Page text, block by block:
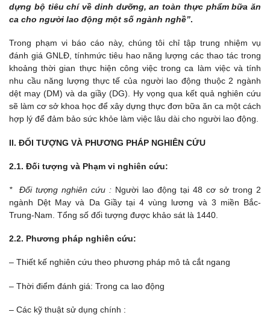
dựng bộ tiêu chí về dinh dưỡng, an toàn thực phẩm bữa ăn
ca cho người lao động một số ngành nghề”.
Trong phạm vi báo cáo này, chúng tôi chỉ tập trung nhiệm vụ
đánh giá GNLĐ, tínhmức tiêu hao năng lượng các thao tác trong
khoảng thời gian thực hiện công việc trong ca làm việc và tính
nhu cầu năng lượng thực tế của người lao động thuộc 2 ngành
dệt may (DM) và da giầy (DG). Hy vọng qua kết quả nghiên cứu
sẽ làm cơ sở khoa học để xây dựng thực đơn bữa ăn ca một cách
hợp lý để đảm bảo sức khỏe làm việc lâu dài cho người lao động.
II. ĐỐI TƯỢNG VÀ PHƯƠNG PHÁP NGHIÊN CỨU
2.1. Đối tượng và Phạm vi nghiên cứu:
* Đối tượng nghiên cứu : Người lao động tại 48 cơ sở trong 2
ngành Dệt May và Da Giầy tại 4 vùng lương và 3 miền Bắc-
Trung-Nam. Tổng số đối tượng được khảo sát là 1440.
2.2. Phương pháp nghiên cứu:
– Thiết kế nghiên cứu theo phương pháp mô tả cắt ngang
– Thời điểm đánh giá: Trong ca lao động
– Các kỹ thuật sử dụng chính :